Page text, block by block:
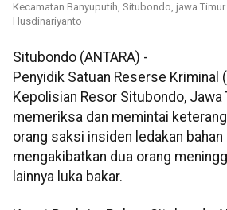
Kecamatan Banyuputih, Situbondo, jawa
Husdinariyanto
Situbondo (ANTARA) -
Penyidik Satuan Reserse Kriminal
Kepolisian Resor Situbondo, Jawa
memeriksa dan memintai
orang saksi insiden ledakan bahan
mengakibatkan dua orang
lainnya luka bakar.